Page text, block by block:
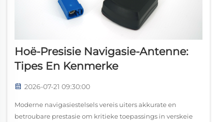
Hoë-Presisie Navigasie-Antenne:
Tipes En Kenmerke
2026-07-21 09:30:00
Moderne navigasiestelsels vereis uiters akkurate en
betroubare prestasie om kritieke toepassings in verskeie